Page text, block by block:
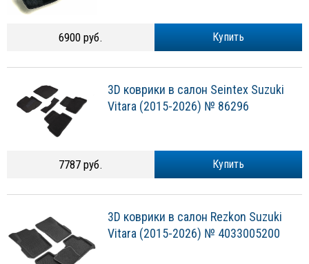
Купить
6900 руб.
3D коврики в салон Seintex Suzuki
Vitara (2015-2026) № 86296
Купить
7787 руб.
3D коврики в салон Rezkon Suzuki
Vitara (2015-2026) № 4033005200